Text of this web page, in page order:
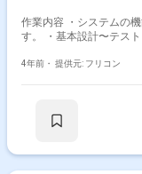
作業内容 ・システムの
す。 ・基本設計〜テス
4年前・ 提供元: フリコン